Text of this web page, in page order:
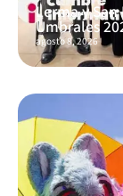
Lerma y
Umbrales
agosto 8, 2026